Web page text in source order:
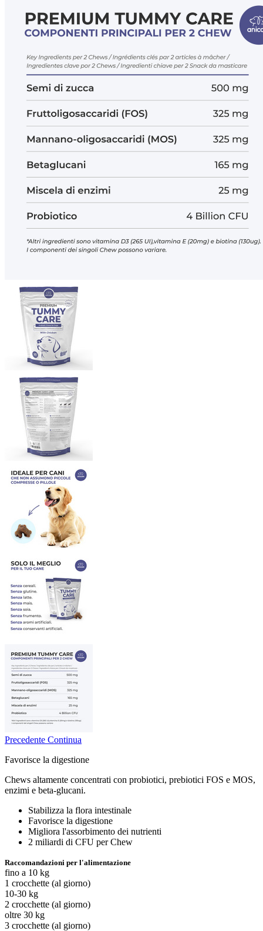
Precedente Continua
Favorisce la digestione
Chews altamente concentrati con probiotici, prebiotici FOS e MOS,
enzimi e beta-glucani.
Stabilizza la flora intestinale
Favorisce la digestione
Migliora l'assorbimento dei nutrienti
2 miliardi di CFU per Chew
Raccomandazioni per l'alimentazione
fino a 10 kg
1 crocchette (al giorno)
10-30 kg
2 crocchette (al giorno)
oltre 30 kg
3 crocchette (al giorno)